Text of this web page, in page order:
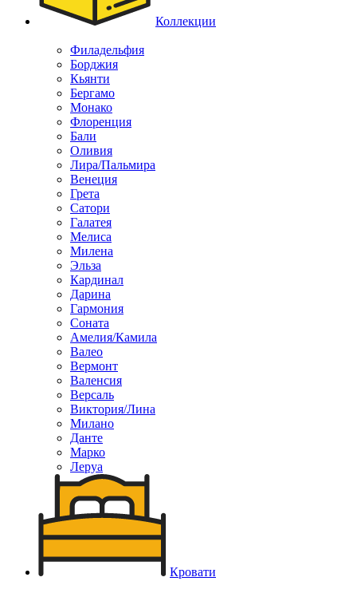
Коллекции
Филадельфия
Борджия
Кьянти
Бергамо
Монако
Флоренция
Бали
Оливия
Лира/Пальмира
Венеция
Грета
Сатори
Галатея
Мелиса
Милена
Эльза
Кардинал
Дарина
Гармония
Соната
Амелия/Камила
Валео
Вермонт
Валенсия
Версаль
Виктория/Лина
Милано
Данте
Марко
Леруа
Кровати